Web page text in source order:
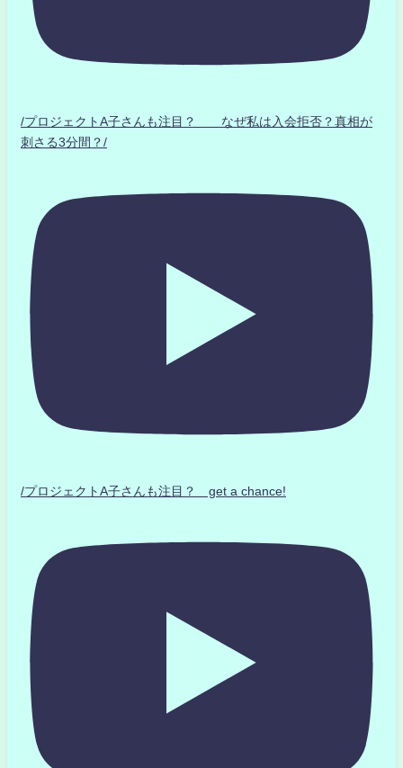
/プロジェクトA子さんも注目？ なぜ私は入会拒否？真相が
刺さる3分間？/
/プロジェクトA子さんも注目？ get a chance!